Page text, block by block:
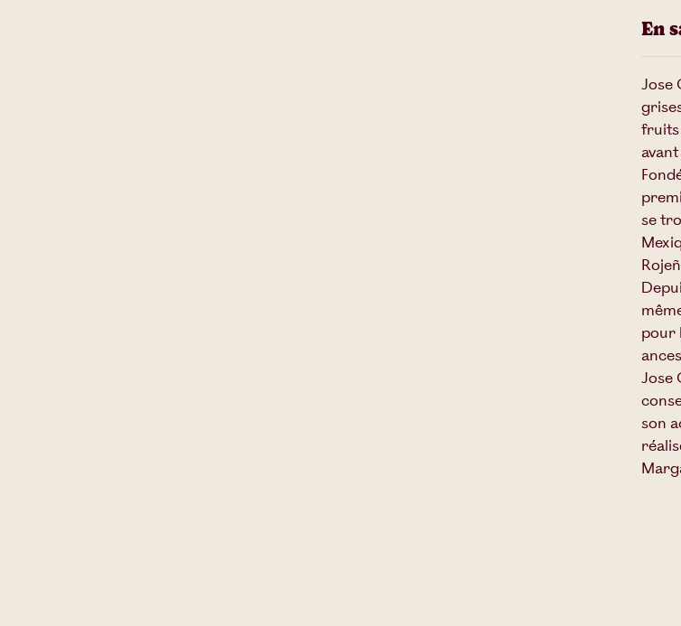
En
Jose
fruits
se
pour
Jose
son